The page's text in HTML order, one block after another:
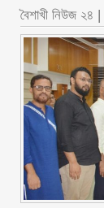
বৈশাখী নিউজ ২৪ |